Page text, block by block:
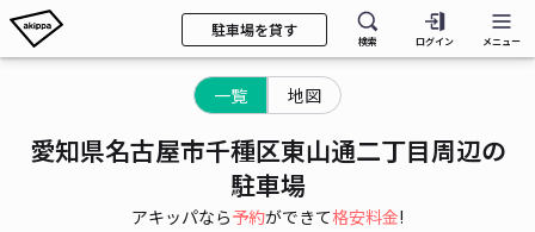
駐車場を貸す
検索 ログイン メニュー
一覧 地図
愛知県名古屋市千種区東山通二丁目周辺の
駐車場
アキッパなら予約ができて格安料金!